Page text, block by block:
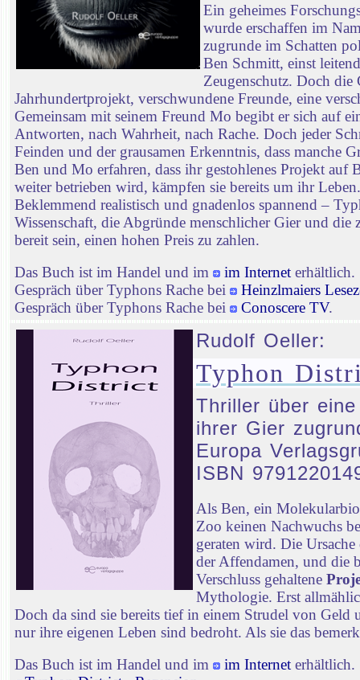
Ein geheimes
wurde erschaffen im
zugrunde im Schatten
Ben Schmitt, einst
Zeugenschutz. Doch die
Jahrhundertprojekt, verschwundene Freunde, eine
Gemeinsam mit seinem Freund Mo begibt er sich auf
Antworten, nach Wahrheit, nach Rache. Doch jeder
Feinden und der grausamen Erkenntnis, dass manche
Ben und Mo erfahren, dass ihr gestohlenes Projekt
weiter betrieben wird, kämpfen sie bereits um ihr Leben.
Beklemmend realistisch und gnadenlos spannend –
Wissenschaft, die Abgründe menschlicher Gier und die
bereit sein, einen hohen Preis zu zahlen.
Das Buch ist im Handel und im
im Internet erhältlich.
Gespräch über Typhons Rache bei
Heinzlmaiers
Gespräch über Typhons Rache bei
Conoscere TV.
Rudolf Oeller:
Typhon
Thriller über
ihrer Gier
Europa
ISBN
Als Ben, ein
Zoo keinen Nachwuchs
geraten wird. Die
der Affendamen, und die
Verschluss gehaltene
Mythologie. Erst
Doch da sind sie bereits tief in einem Strudel von
nur ihre eigenen Leben sind bedroht. Als sie das
Das Buch ist im Handel und im
im Internet erhältlich.